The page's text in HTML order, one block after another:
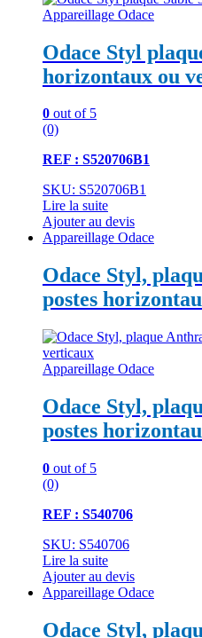
Appareillage Odace
Odace Styl
horizontaux ou
0 out of 5
(0)
REF : S520706B1
SKU: S520706B1
Lire la suite
Ajouter au devis
Appareillage Odace
Odace Styl,
postes
Appareillage Odace
Odace Styl,
postes
0 out of 5
(0)
REF : S540706
SKU: S540706
Lire la suite
Ajouter au devis
Appareillage Odace
Odace Styl,